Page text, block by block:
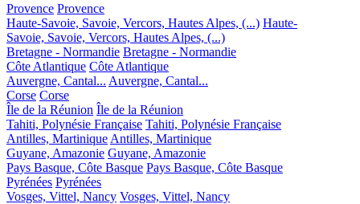
Provence Provence
Haute-Savoie, Savoie, Vercors, Hautes Alpes, (...) Haute-
Savoie, Savoie, Vercors, Hautes Alpes, (...)
Bretagne - Normandie Bretagne - Normandie
Côte Atlantique Côte Atlantique
Auvergne, Cantal... Auvergne, Cantal...
Corse Corse
Île de la Réunion Île de la Réunion
Tahiti, Polynésie Française Tahiti, Polynésie Française
Antilles, Martinique Antilles, Martinique
Guyane, Amazonie Guyane, Amazonie
Pays Basque, Côte Basque Pays Basque, Côte Basque
Pyrénées Pyrénées
Vosges, Vittel, Nancy Vosges, Vittel, Nancy